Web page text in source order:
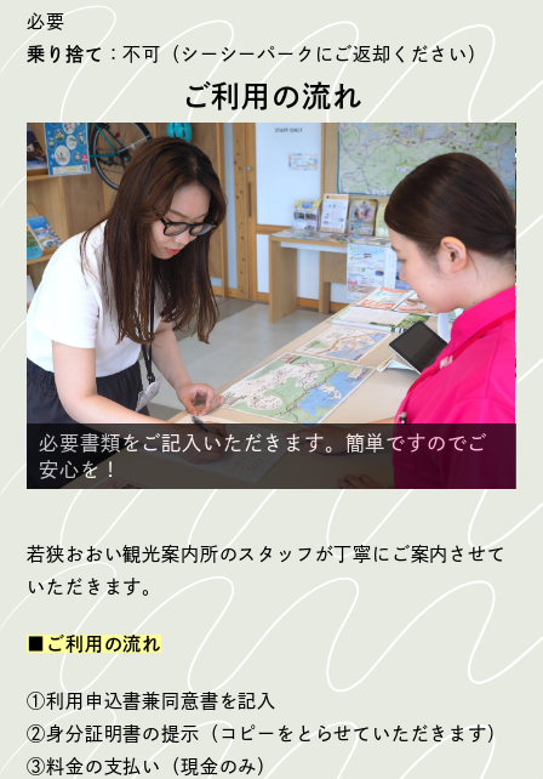
必要
乗り捨て ：不可（シーシーパークにご返却ください）
ご利用の流れ
すのでご
スタッフより安全確認と自転車の操作方法を
若狭おおい観光案内所のスタッフが丁寧にご案内させて
いただきます。
■ご利用の流れ
①利用申込書兼同意書を記入
②身分証明書の提示（コピーをとらせていただきます）
③料金の支払い（現金のみ）